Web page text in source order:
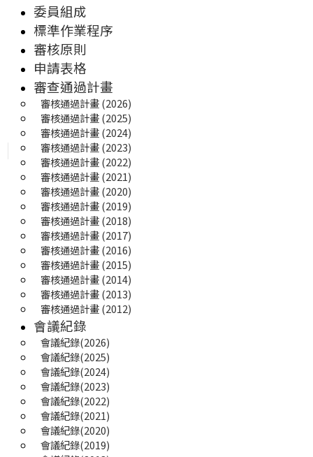
委員組成
標準作業程序
審核原則
申請表格
審查通過計畫
審核通過計畫 (2026)
審核通過計畫 (2025)
審核通過計畫 (2024)
審核通過計畫 (2023)
審核通過計畫 (2022)
審核通過計畫 (2021)
審核通過計畫 (2020)
審核通過計畫 (2019)
審核通過計畫 (2018)
審核通過計畫 (2017)
審核通過計畫 (2016)
審核通過計畫 (2015)
審核通過計畫 (2014)
審核通過計畫 (2013)
審核通過計畫 (2012)
會議紀錄
會議紀錄(2026)
會議紀錄(2025)
會議紀錄(2024)
會議紀錄(2023)
會議紀錄(2022)
會議紀錄(2021)
會議紀錄(2020)
會議紀錄(2019)